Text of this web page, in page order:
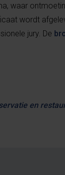
waar
wordt
jury. De
en